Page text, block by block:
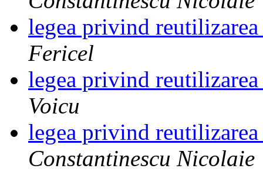
legea privind
Fericel
legea privind
Voicu
legea privind
Constantinescu Nicolaie